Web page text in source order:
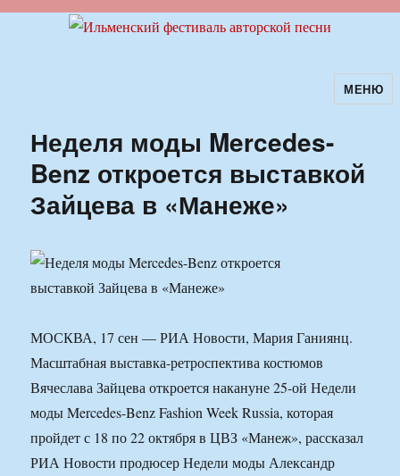
Ильменский фестиваль авторскойМЕНЮ
Неделя моды Mercedes-
Benz откроется выставкой
Зайцева в «Манеже»
МОСКВА, 17 сен — РИА Новости, Мария Ганиянц.
Масштабная выставка-ретроспектива костюмов
Вячеслава Зайцева откроется накануне 25-ой Недели
моды Mercedes-Benz Fashion Week Russia, которая
пройдет с 18 по 22 октября в ЦВЗ «Манеж», рассказал
РИА Новости продюсер Недели моды Александр